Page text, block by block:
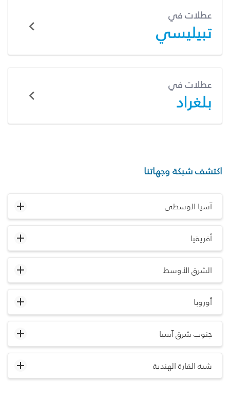
عطلات في
تبيليسي
عطلات في
بلغراد
اكتشف شبكة وجهاتنا
آسيا الوسطى
أفريقيا
الشرق الأوسط
أوروبا
جنوب شرق آسيا
شبه القارة الهندية